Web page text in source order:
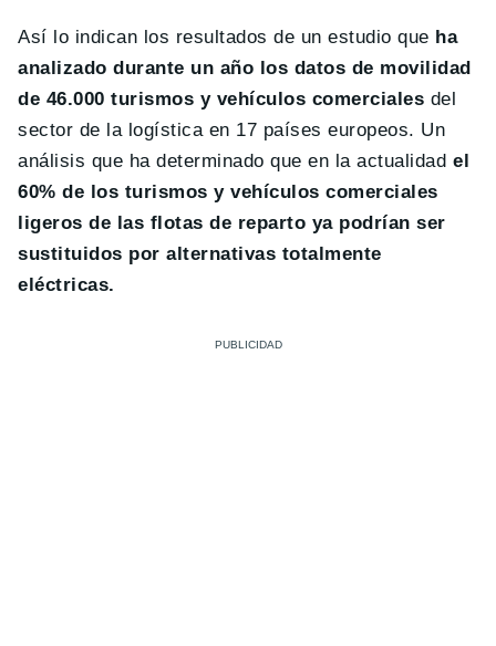
Así lo indican los resultados de un estudio que ha
analizado durante un año los datos de movilidad
de 46.000 turismos y vehículos comerciales del
sector de la logística en 17 países europeos. Un
análisis que ha determinado que en la actualidad el
60% de los turismos y vehículos comerciales
ligeros de las flotas de reparto ya podrían ser
sustituidos por alternativas totalmente
eléctricas.